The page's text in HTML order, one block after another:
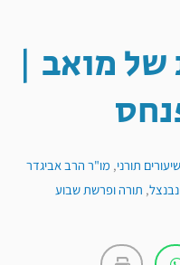
מואב |
תורני, מו"ר הרב אביגדר
, תורה ופרשת שבוע